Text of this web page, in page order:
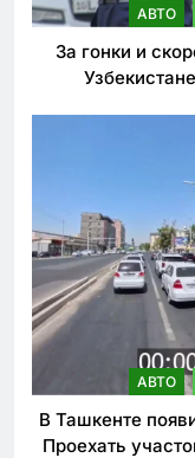
АВТО
За гонки и
АВТО
В Ташкенте
Проехать